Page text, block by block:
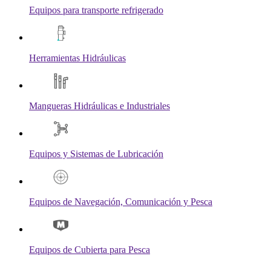
Equipos para transporte refrigerado
Herramientas Hidráulicas
Mangueras Hidráulicas e Industriales
Equipos y Sistemas de Lubricación
Equipos de Navegación, Comunicación y Pesca
Equipos de Cubierta para Pesca